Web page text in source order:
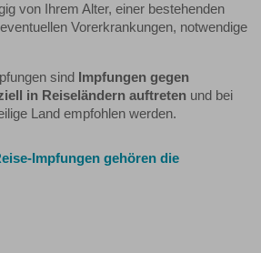
von Ihrem Alter, einer bestehenden
Vorerkrankungen, notwendige
sind
Impfungen gegen
in Reiseländern auftreten und bei
Land empfohlen werden.
Impfungen gehören die